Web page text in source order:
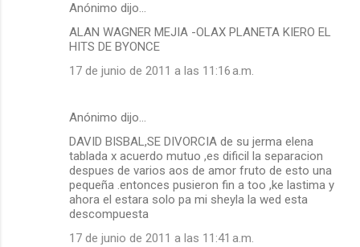
Anónimo dijo…
ALAN WAGNER MEJIA -OLAX PLANETA KIERO EL
HITS DE BYONCE
17 de junio de 2011 a las 11:16 a.m.
Anónimo dijo…
DAVID BISBAL,SE DIVORCIA de su jerma elena
tablada x acuerdo mutuo ,es dificil la separacion
despues de varios aos de amor fruto de esto una
pequeña .entonces pusieron fin a too ,ke lastima y
ahora el estara solo pa mi sheyla la wed esta
descompuesta
17 de junio de 2011 a las 11:41 a.m.